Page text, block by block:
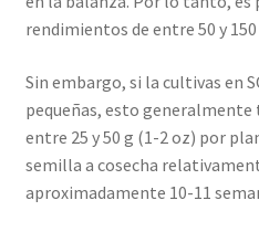
rendimientos de entre 50 y
Sin embargo, si la cultivas en
pequeñas, esto generalmente
entre 25 y 50 g (1-2 oz) por
semilla a cosecha
aproximadamente 10-11